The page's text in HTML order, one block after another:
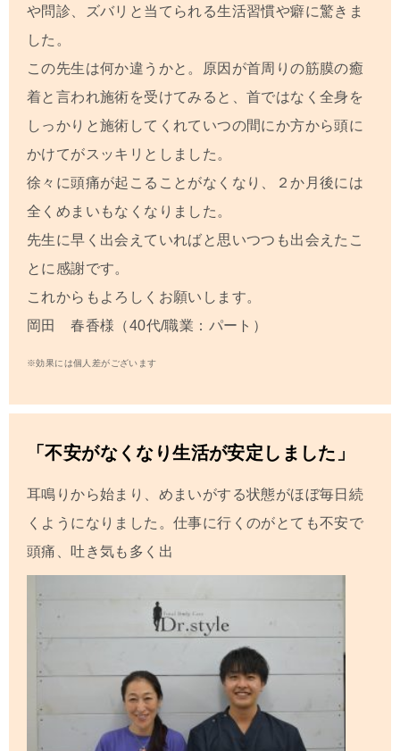
や問診、ズバリと当てられる生活習慣や癖に驚きま
した。
この先生は何か違うかと。原因が首周りの筋膜の癒
着と言われ施術を受けてみると、首ではなく全身を
しっかりと施術してくれていつの間にか方から頭に
かけてがスッキリとしました。
徐々に頭痛が起こることがなくなり、２か月後には
全くめまいもなくなりました。
先生に早く出会えていればと思いつつも出会えたこ
とに感謝です。
これからもよろしくお願いします。
岡田 春香様（40代/職業：パート）
※効果には個人差がございます
「不安がなくなり生活が安定しました」
耳鳴りから始まり、めまいがする状態がほぼ毎日続
くようになりました。仕事に行くのがとても不安で
頭痛、吐き気も多く出